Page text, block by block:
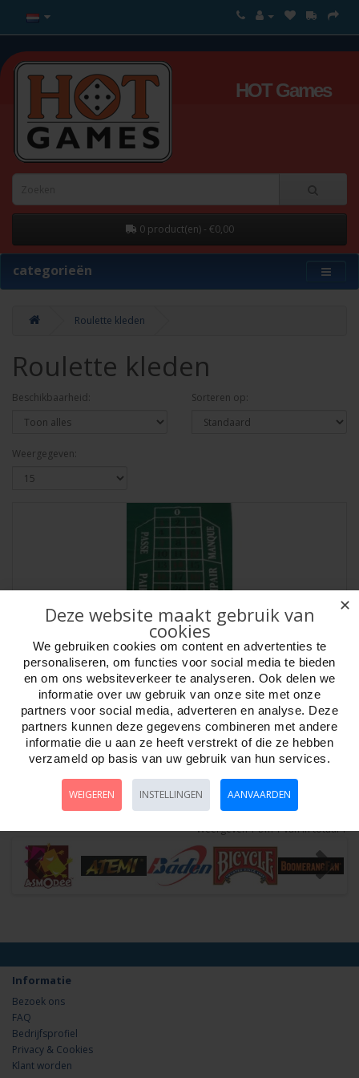
HOT Games
0 product(en) - €0,00
categorieën
Roulette kleden
Roulette kleden
Beschikbaarheid: Sorteren op:
Weergegeven:
Roulette-kleed 180x90cm.groen vilt bedr.
Artikelnr:620450
Roulettekleed.180 x 90 cm. Groen vilt met kleurenopdruk. Gemaakt in
China. HOT Games..
Weergeven 1 t/m 1 van in totaal 1
Informatie
Bezoek ons
FAQ
Bedrijfsprofiel
Privacy & Cookies
Klant worden
✕
Deze website maakt gebruik van
cookies
We gebruiken cookies om content en advertenties te
personaliseren, om functies voor social media te bieden
en om ons websiteverkeer te analyseren. Ook delen we
informatie over uw gebruik van onze site met onze
partners voor social media, adverteren en analyse. Deze
partners kunnen deze gegevens combineren met andere
informatie die u aan ze heeft verstrekt of die ze hebben
verzameld op basis van uw gebruik van hun services.
WEIGEREN INSTELLINGEN AANVAARDEN